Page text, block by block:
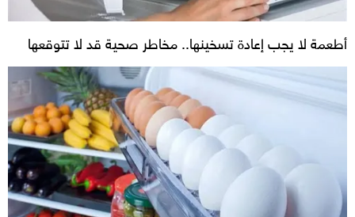
أطعمة لا يجب إعادة تسخينها.. مخاطر صحية قد لا تتوقعها